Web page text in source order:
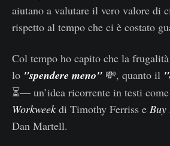
aiutano a valutare il vero valore di
rispetto al tempo che ci è costato
Col tempo ho capito che la
lo "spendere meno" 💸, quanto il
⏳— un’idea ricorrente in testi come
Workweek di Timothy Ferriss e Buy
Dan Martell.